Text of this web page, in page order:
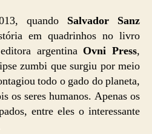
quando Salvador Sanz
em quadrinhos no livro
argentina Ovni Press,
zumbi que surgiu por meio
todo o gado do planeta,
os seres humanos. Apenas os
entre eles o interessante